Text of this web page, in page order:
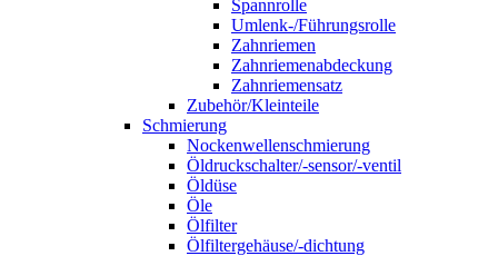
Spannrolle
Umlenk-/Führungsrolle
Zahnriemen
Zahnriemenabdeckung
Zahnriemensatz
Zubehör/Kleinteile
Schmierung
Nockenwellenschmierung
Öldruckschalter/-sensor/-ventil
Öldüse
Öle
Ölfilter
Ölfiltergehäuse/-dichtung